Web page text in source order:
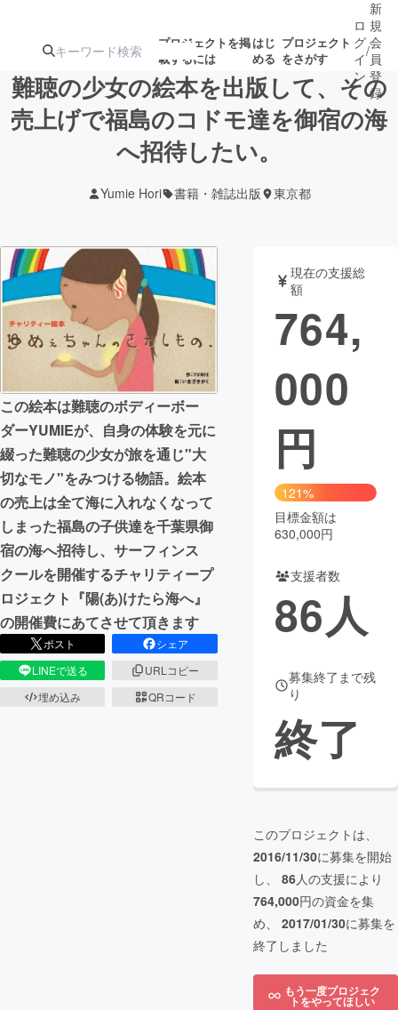
プロジェクトを掲
載するには
はじ
める
プロジェクト
をさがす
注目のリ 注目の新着プロ募集終了が近いプ
テクノロジー・ガジェット
映像・映画 書籍・雑誌
ビジネス・起業 チャレンジ
まちづくり・地域活性化
CAMPFIRE for Social Good
CAMPFIRE Creation
CAMPFIREふるさと納税 machi-ya コミュニティ
ロ
グ
イ
ン
/
新
規
会
員
登
録
難聴の少女の絵本を出版して、その
売上げで福島のコドモ達を御宿の海
へ招待したい。
Yumie Hori 書籍・雑誌出版 東京都
この絵本は難聴のボディーボー
ダーYUMIEが、自身の体験を元に
綴った難聴の少女が旅を通じ"大
切なモノ"をみつける物語。絵本
の売上は全て海に入れなくなって
しまった福島の子供達を千葉県御
宿の海へ招待し、サーフィンス
クールを開催するチャリティープ
ロジェクト『陽(あ)けたら海へ』
の開催費にあてさせて頂きます
ポスト
シェア
LINEで送る
URLコピー
埋め込み
QRコード
現在の支援総
額
764,
000
円
121%
目標金額は
630,000円
支援者数
86人
募集終了まで残
り
終了
このプロジェクトは、
2016/11/30に募集を開始
し、 86人の支援により
764,000円の資金を集
め、 2017/01/30に募集を
終了しました
もう一度プロジェク
トをやってほしい